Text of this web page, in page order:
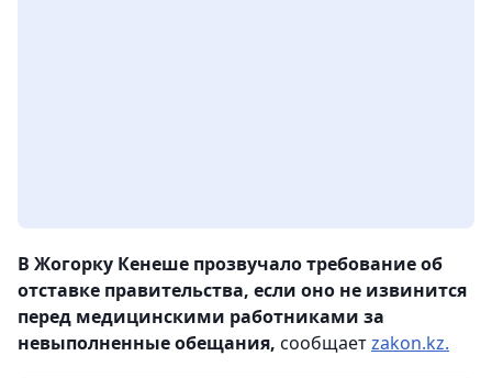
В Жогорку Кенеше прозвучало требование об
отставке правительства, если оно не извинится
перед медицинскими работниками за
невыполненные обещания, сообщаетzakon.kz.